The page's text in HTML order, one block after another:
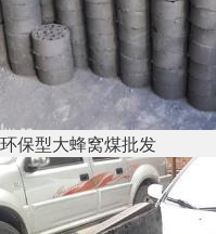
环保型大蜂窝煤批发